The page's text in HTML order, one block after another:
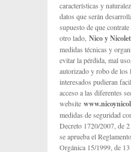
características y
datos que serán
supuesto de que
otro lado, Nico y
medidas técnicas y
evitar la pérdida, mal
autorizado y robo de los
interesados pudieran
acceso a las diferentes
website
medidas de seguridad
Decreto 1720/2007, de
se aprueba el
Orgánica 15/1999, de